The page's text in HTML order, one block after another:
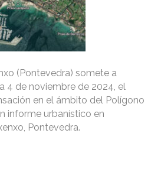
(Pontevedra) somete a
4 de noviembre de 2024, el
en el ámbito del Polígono
informe urbanístico en
Pontevedra.